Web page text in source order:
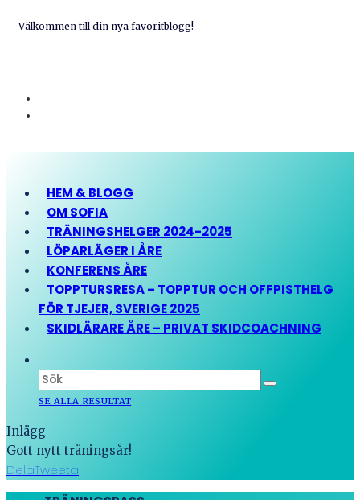
Välkommen till din nya favoritblogg!
HEM & BLOGG
OM SOFIA
TRÄNINGSHELGER 2024-2025
LÖPARLÄGER I ÅRE
KONFERENS ÅRE
TOPPTURSRESA – TOPPTUR OCH OFFPISTHELG
FÖR TJEJER, SVERIGE 2025
SKIDLÄRARE ÅRE – PRIVAT SKIDCOACHNING
SE ALLA RESULTAT
Inlägg
Gott nytt träningsår!
DelaTweeta